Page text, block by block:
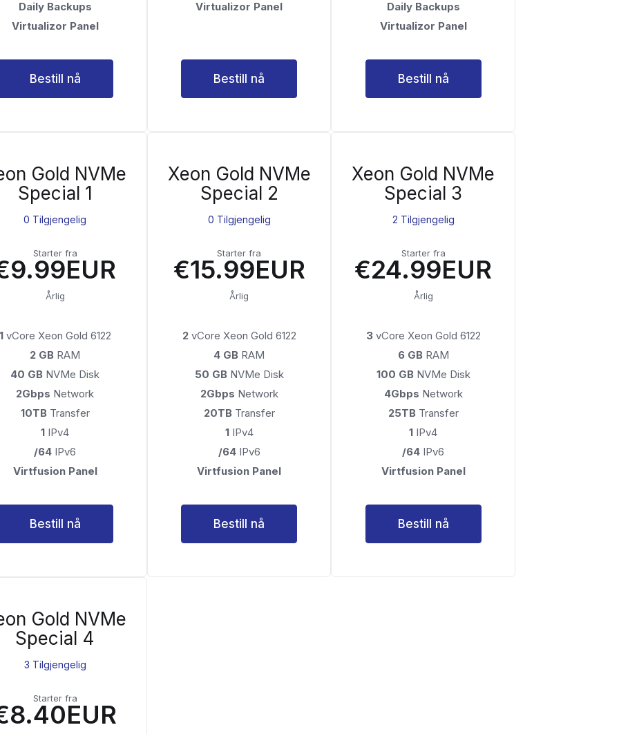
Daily Backups
Virtualizor Panel
Bestill nå
Virtualizor Panel
Bestill nå
Daily Backups
Virtualizor Panel
Bestill nå
Gold NVMe
Special 1
0 Tilgjengelig
Starter fra
Årlig
vCore Xeon Gold 6122
2 GB RAM
40 GB NVMe Disk
2Gbps Network
10TBTransfer
1 IPv4
/64 IPv6
Virtfusion Panel
Bestill nå
Xeon Gold NVMe
Special 2
0 Tilgjengelig
Starter fra
€15.99EUR
Årlig
2vCore Xeon Gold 6122
4 GB RAM
50 GBNVMe Disk
2Gbps Network
20TBTransfer
1IPv4
/64IPv6
Virtfusion Panel
Bestill nå
Xeon Gold NVMe
Special 3
2 Tilgjengelig
Starter fra
€24.99EUR
Årlig
3vCore Xeon Gold 6122
6 GB RAM
100 GBNVMe Disk
4Gbps Network
25TBTransfer
1 IPv4
/64 IPv6
Virtfusion Panel
Bestill nå
Gold NVMe
Special 4
3 Tilgjengelig
Starter fra